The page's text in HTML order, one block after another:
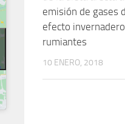
emisión de gases
efecto
rumiantes
10 ENERO, 2018